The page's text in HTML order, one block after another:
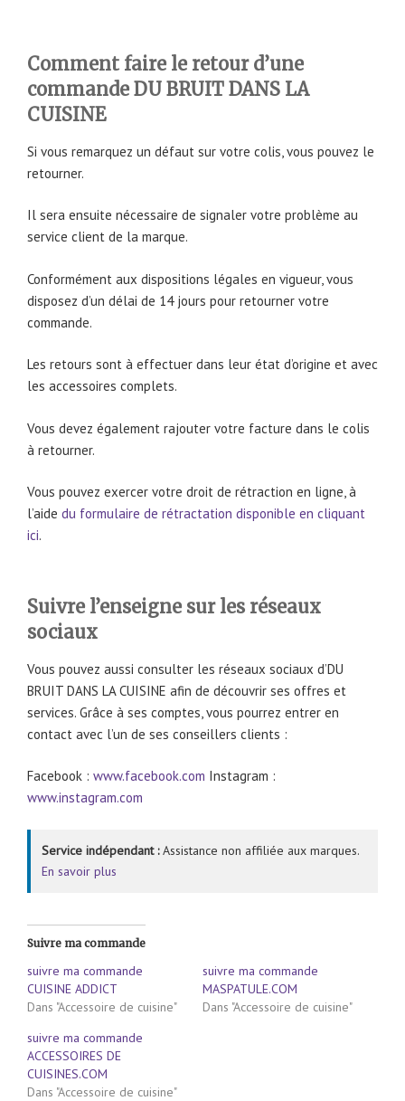
Comment faire le retour d’une
commande DU BRUIT DANS LA
CUISINE
Si vous remarquez un défaut sur votre colis, vous pouvez le
retourner.
Il sera ensuite nécessaire de signaler votre problème au
service client de la marque.
Conformément aux dispositions légales en vigueur, vous
disposez d’un délai de 14 jours pour retourner votre
commande.
Les retours sont à effectuer dans leur état d’origine et avec
les accessoires complets.
Vous devez également rajouter votre facture dans le colis
à retourner.
Vous pouvez exercer votre droit de rétraction en ligne, à
l’aide du formulaire de rétractation disponible en cliquant
ici.
Suivre l’enseigne sur les réseaux
sociaux
Vous pouvez aussi consulter les réseaux sociaux d’DU
BRUIT DANS LA CUISINE afin de découvrir ses offres et
services. Grâce à ses comptes, vous pourrez entrer en
contact avec l’un de ses conseillers clients :
Facebook : www.facebook.com Instagram :
www.instagram.com
Service indépendant :Assistance non affiliée aux marques.
En savoir plus
Suivre ma commande
suivre ma commande
CUISINE ADDICT
Dans "Accessoire de cuisine"
suivre ma commande
MASPATULE.COM
Dans "Accessoire de cuisine"
suivre ma commande
ACCESSOIRES DE
CUISINES.COM
Dans "Accessoire de cuisine"